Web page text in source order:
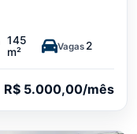
145
m²
Vagas 2
R$ 5.000,00/mês